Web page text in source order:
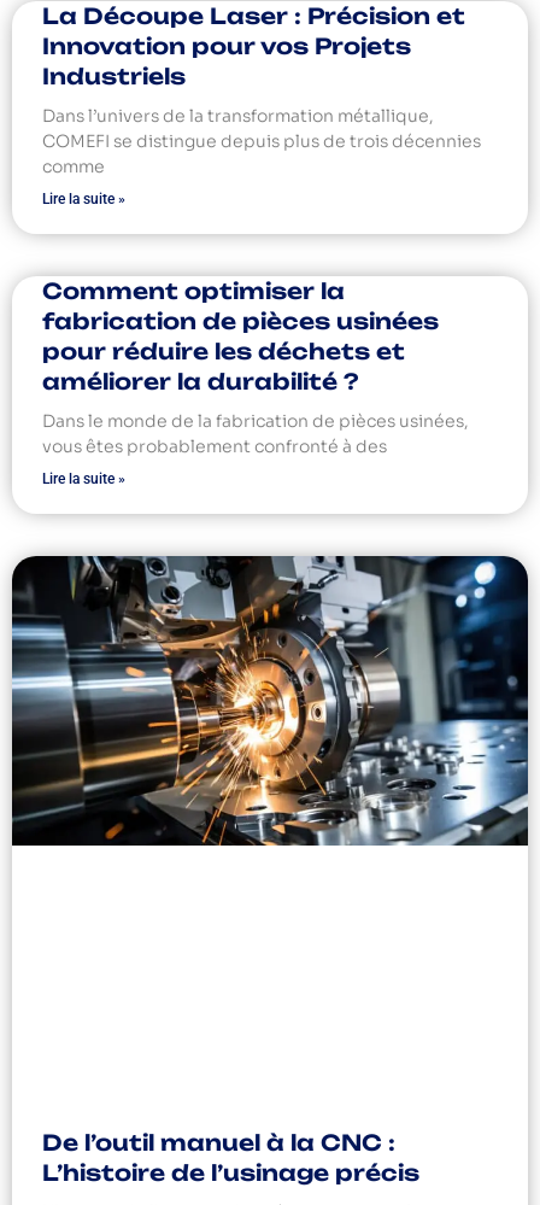
La Découpe Laser : Précision et
Innovation pour vos Projets
Industriels
Dans l’univers de la transformation métallique,
COMEFI se distingue depuis plus de trois décennies
comme
Lire la suite »
Comment optimiser la
fabrication de pièces usinées
pour réduire les déchets et
améliorer la durabilité ?
Dans le monde de la fabrication de pièces usinées,
vous êtes probablement confronté à des
Lire la suite »
De l’outil manuel à la CNC :
L’histoire de l’usinage précis